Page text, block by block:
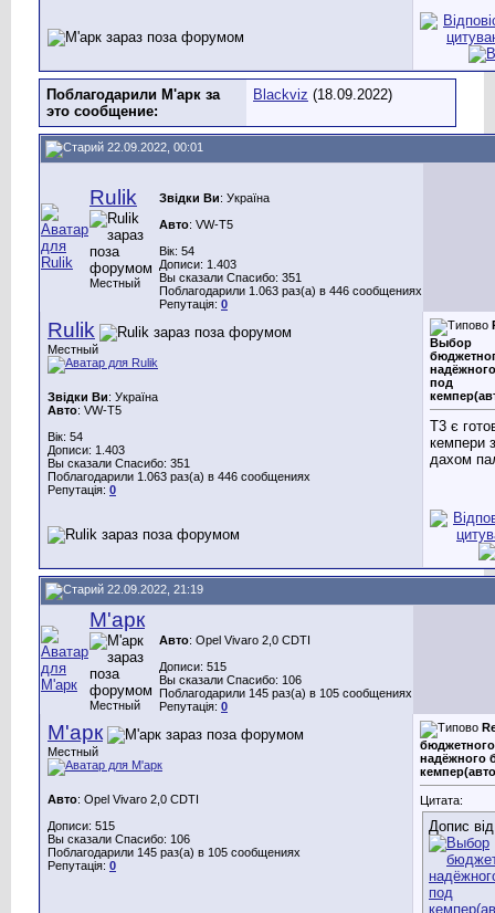
Поблагодарили М'арк за
это сообщение:
Blackviz (18.09.2022)
22.09.2022, 00:01
Rulik
Местный
Звідки Ви: Україна
Авто: VW-Т5
Вік: 54
Дописи: 1.403
Вы сказали Спасибо: 351
Поблагодарили 1.063 раз(а) в 446 сообщениях
Репутація: 0
Rulik
Местный
Звідки Ви: Україна
Авто: VW-Т5
Вік: 54
Дописи: 1.403
Вы сказали Спасибо: 351
Поблагодарили 1.063 раз(а) в 446 сообщениях
Репутація: 0
Выбор
под
T3 є
кемпери з
дахом
22.09.2022, 21:19
М'арк
Местный
Авто: Opel Vivaro 2,0 CDTI
Дописи: 515
Вы сказали Спасибо: 106
Поблагодарили 145 раз(а) в 105 сообщениях
Репутація: 0
М'арк
Местный
Авто: Opel Vivaro 2,0 CDTI
Дописи: 515
Вы сказали Спасибо: 106
Поблагодарили 145 раз(а) в 105 сообщениях
Репутація: 0
надёжного
Цитата:
Допис